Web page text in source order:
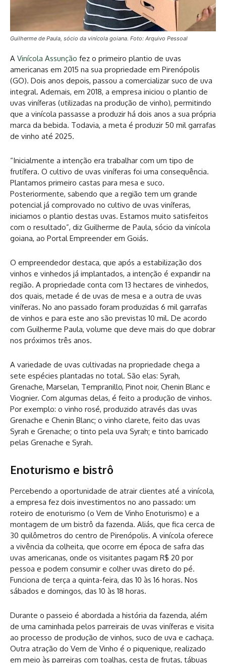
Guilherme de Paula, sócio da vinícola goiana. Foto: Arquivo Pessoal
A Vinícola Assunção fez o primeiro plantio de uvas
americanas em 2015 na sua propriedade em Pirenópolis
(GO). Dois anos depois, passou a comercializar suco de uva
integral. Ademais, em 2018, a empresa iniciou o plantio de
uvas viníferas (utilizadas na produção de vinho), permitindo
que a vinícola passasse a produzir há dois anos a sua própria
marca da bebida. Todavia, a meta é produzir 50 mil garrafas
de vinho até 2025.
“Inicialmente a intenção era trabalhar com um tipo de
frutífera. O cultivo de uvas viníferas foi uma consequência.
Plantamos primeiro castas para mesa e suco.
Posteriormente, sabendo que a região tem um grande
potencial já comprovado no cultivo de uvas viníferas,
iniciamos o plantio destas uvas. Estamos muito satisfeitos
com o resultado”, diz Guilherme de Paula, sócio da vinícola
goiana, ao Portal Empreender em Goiás.
O empreendedor destaca, que após a estabilização dos
vinhos e vinhedos já implantados, a intenção é expandir na
região. A propriedade conta com 13 hectares de vinhedos,
dos quais, metade é de uvas de mesa e a outra de uvas
viníferas. No ano passado foram produzidas 6 mil garrafas
de vinhos e para este ano são previstas 10 mil. De acordo
com Guilherme Paula, volume que deve mais do que dobrar
nos próximos três anos.
A variedade de uvas cultivadas na propriedade chega a
sete espécies plantadas no total. São elas: Syrah,
Grenache, Marselan, Tempranillo, Pinot noir, Chenin Blanc e
Viognier. Com algumas delas, é feito a produção de vinhos.
Por exemplo: o vinho rosé, produzido através das uvas
Grenache e Chenin Blanc; o vinho clarete, feito das uvas
Syrah e Grenache; o tinto pela uva Syrah; e tinto barricado
pelas Grenache e Syrah.
Enoturismo e bistrô
Percebendo a oportunidade de atrair clientes até a vinícola,
a empresa fez dois investimentos no ano passado: um
roteiro de enoturismo (o Vem de Vinho Enoturismo) e a
montagem de um bistrô da fazenda. Aliás, que fica cerca de
30 quilômetros do centro de Pirenópolis. A vinícola oferece
a vivência da colheita, que ocorre em época de safra das
uvas americanas, onde os visitantes pagam R$ 20 por
pessoa e podem consumir e colher uvas direto do pé.
Funciona de terça a quinta-feira, das 10 às 16 horas. Nos
sábados e domingos, das 10 às 18 horas.
Durante o passeio é abordada a história da fazenda, além
de uma caminhada pelos parreirais de uvas viníferas e visita
ao processo de produção de vinhos, suco de uva e cachaça.
Outra atração do Vem de Vinho é o piquenique, realizado
em meio às parreiras com toalhas, cesta de frutas, tábuas